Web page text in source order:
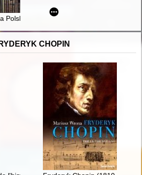
Polskiego wobec andersowców w latach
CHOPIN